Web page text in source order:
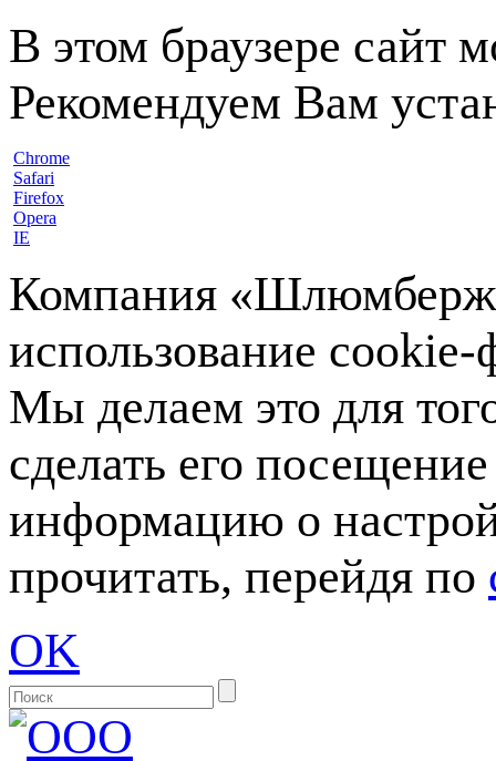
В этом браузере сайт
Рекомендуем Вам
Chrome
Safari
Firefox
Opera
IE
Компания
использование
Мы делаем это для
сделать его
информацию о
прочитать, перейдя по
OK